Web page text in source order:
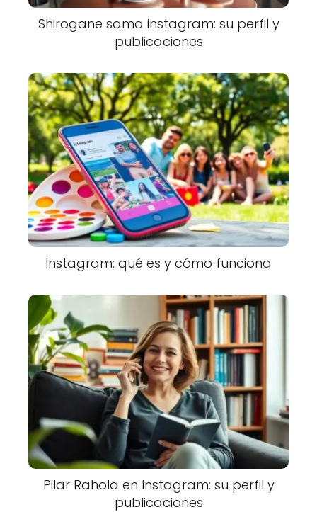
Shirogane sama instagram: su perfil y
publicaciones
Instagram: qué es y cómo funciona
Pilar Rahola en Instagram: su perfil y
publicaciones